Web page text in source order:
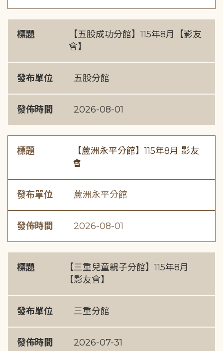
標題
【五股成功分館】115年8月【影友
會】
發布單位 五股分館
發佈時間 2026-08-01
標題
【蘆洲永平分館】115年8月 影友
會
發布單位 蘆洲永平分館
發佈時間 2026-08-01
標題
【三重兒童親子分館】115年8月
【影友會】
發布單位 三重分館
發佈時間 2026-07-31